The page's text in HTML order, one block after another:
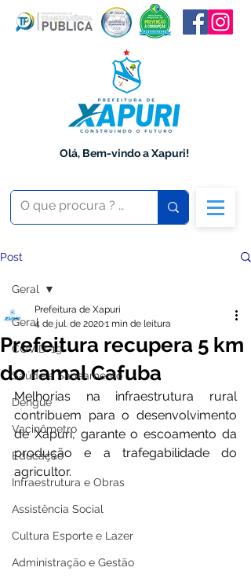
Olá, Bem-vindo a Xapuri!
Post
Geral
COVID-19
Saúde e Saneamento
Dengue
Vacinômetro
Educação
Infraestrutura e Obras
Assistência Social
Cultura Esporte e Lazer
Administração e Gestão
Geral
Prefeitura recupera 5 km
do ramal Cafuba
Prefeitura de Xapuri
4 de jul. de 20201 min de leitura
Melhorias na infraestrutura rural
contribuem para o desenvolvimento
de Xapuri, garante o escoamento da
produção e a trafegabilidade do
agricultor.